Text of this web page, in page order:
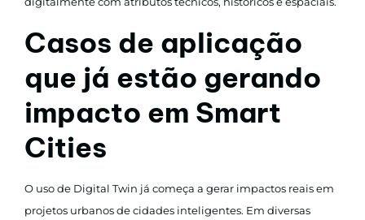
Casos de aplicação
que já estão gerando
impacto em Smart
Cities
O uso de Digital Twin já começa a gerar impactos reais em
projetos urbanos de cidades inteligentes. Em diversas